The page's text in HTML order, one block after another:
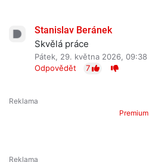
Stanislav Beránek
Skvělá práce
Pátek, 29. května 2026, 09:38
Odpovědět
7
Premium